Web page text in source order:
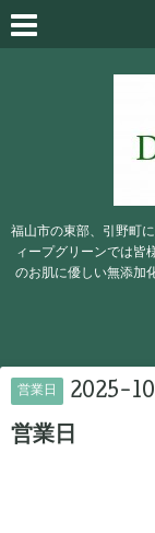
福山市の東部、引野町
ィープグリーンでは皆
のお肌に優しい無添加
営業日 2025-
営業日